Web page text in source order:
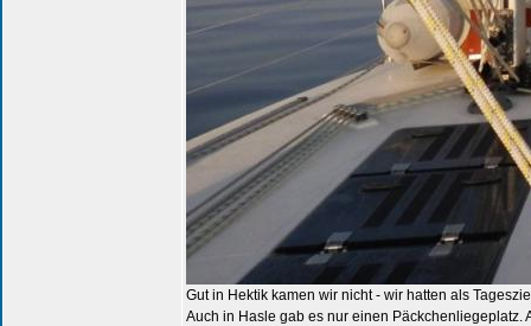
Gut in Hektik kamen wir nicht - wir hatten als
Auch in Hasle gab es nur einen